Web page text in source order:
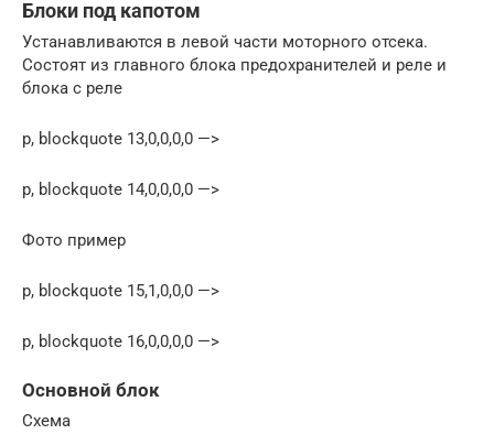
Блоки под капотом
Устанавливаются в левой части моторного отсека.
Состоят из главного блока предохранителей и реле и
блока с реле
p, blockquote 13,0,0,0,0 —>
p, blockquote 14,0,0,0,0 —>
Фото пример
p, blockquote 15,1,0,0,0 —>
p, blockquote 16,0,0,0,0 —>
Основной блок
Схема